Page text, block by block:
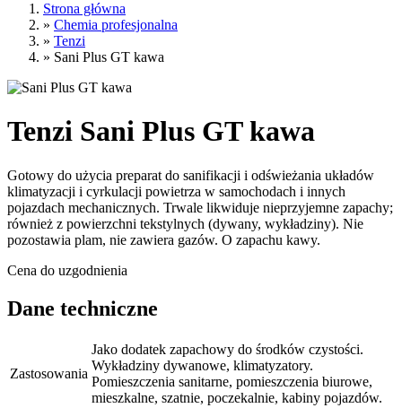
Strona główna
» Chemia profesjonalna
» Tenzi
» Sani Plus GT kawa
Tenzi Sani Plus GT kawa
Gotowy do użycia preparat do sanifikacji i odświeżania układów
klimatyzacji i cyrkulacji powietrza w samochodach i innych
pojazdach mechanicznych. Trwale likwiduje nieprzyjemne zapachy;
również z powierzchni tekstylnych (dywany, wykładziny). Nie
pozostawia plam, nie zawiera gazów. O zapachu kawy.
Cena do uzgodnienia
Dane techniczne
Zastosowania
Jako dodatek zapachowy do środków czystości.
Wykładziny dywanowe, klimatyzatory.
Pomieszczenia sanitarne, pomieszczenia biurowe,
mieszkalne, szatnie, poczekalnie, kabiny pojazdów.